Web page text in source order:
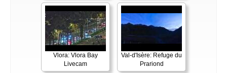
Vlora: Vlora Bay
Livecam
Val-d'Isère: Refuge du
Prariond